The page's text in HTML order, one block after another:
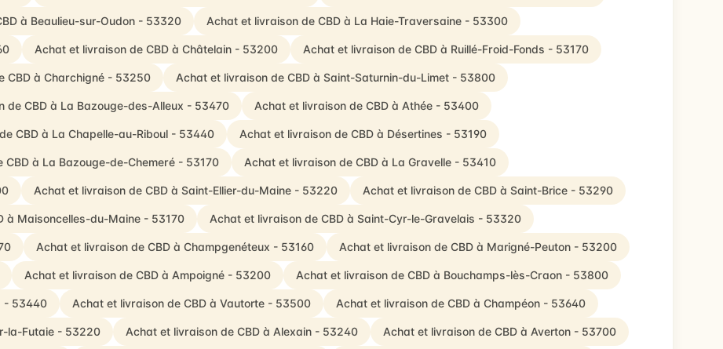
à Beaulieu-sur-Oudon - 53320 Achat et livraison de CBD à La Haie-Traversaine - 53300
Achat et livraison de CBD à Châtelain - 53200 Achat et livraison de CBD à Ruillé-Froid-Fonds - 53170
CBD à Charchigné - 53250 Achat et livraison de CBD à Saint-Saturnin-du-Limet - 53800
de CBD à La Bazouge-des-Alleux - 53470 Achat et livraison de CBD à Athée - 53400
CBD à La Chapelle-au-Riboul - 53440 Achat et livraison de CBD à Désertines - 53190
CBD à La Bazouge-de-Chemeré - 53170 Achat et livraison de CBD à La Gravelle - 53410
Achat et livraison de CBD à Saint-Ellier-du-Maine - 53220 Achat et livraison de CBD à Saint-Brice - 53290
à Maisoncelles-du-Maine - 53170 Achat et livraison de CBD à Saint-Cyr-le-Gravelais - 53320
Achat et livraison de CBD à Champgenéteux - 53160 Achat et livraison de CBD à Marigné-Peuton - 53200
Achat et livraison de CBD à Ampoigné - 53200 Achat et livraison de CBD à Bouchamps-lès-Craon - 53800
- 53440 Achat et livraison de CBD à Vautorte - 53500 Achat et livraison de CBD à Champéon - 53640
la-Futaie - 53220 Achat et livraison de CBD à Alexain - 53240 Achat et livraison de CBD à Averton - 53700